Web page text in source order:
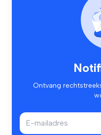
Ontvang